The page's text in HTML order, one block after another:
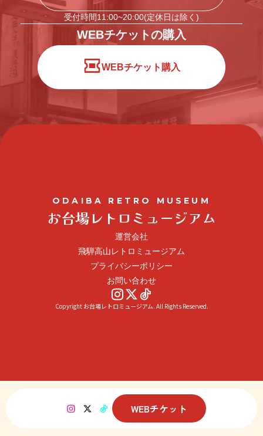
WEBチケット
受付時間11:00~20:00(定休日は除く)
WEBチケットの購入
WEBチケット購入
ODAIBA RETRO MUSEUM
お台場レトロミュージアム
運営会社
飛騨高山レトロミュージアム
プライバシーポリシー
お問い合わせ
Copyright お台場レトロミュージアム. All Rights Reserved.